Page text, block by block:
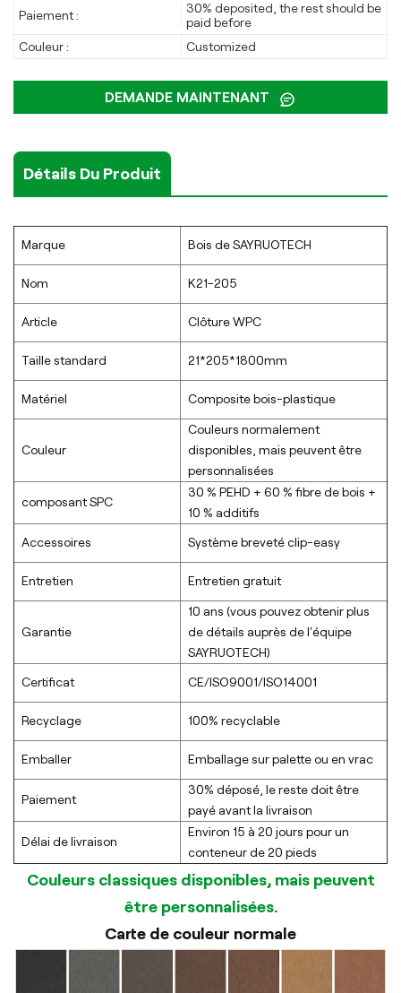
Paiement :
30% deposited, the rest should be
paid before
Couleur :
Customized
DEMANDE MAINTENANT
Détails Du Produit
Marque Bois de SAYRUOTECH
Nom K21-205
Article Clôture WPC
Taille standard 21*205*1800mm
Matériel Composite bois-plastique
Couleur
Couleurs normalement
disponibles, mais peuvent être
personnalisées
composant SPC
30 % PEHD + 60 % fibre de bois +
10 % additifs
Accessoires Système breveté clip-easy
Entretien Entretien gratuit
Garantie
10 ans (vous pouvez obtenir plus
de détails auprès de l'équipe
SAYRUOTECH)
Certificat CE/ISO9001/ISO14001
Recyclage 100% recyclable
Emballer Emballage sur palette ou en vrac
Paiement
30% déposé, le reste doit être
payé avant la livraison
Délai de livraison
Environ 15 à 20 jours pour un
conteneur de 20 pieds
Couleurs classiques disponibles, mais peuvent
être personnalisées.
Carte de couleur normale